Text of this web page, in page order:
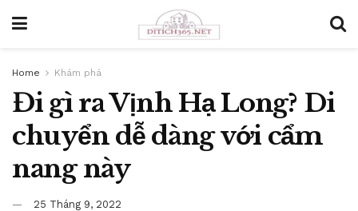
Home Khám phá
Đi gì ra Vịnh Hạ Long? Di
chuyển dễ dàng với cẩm
nang này
25 Tháng 9, 2022